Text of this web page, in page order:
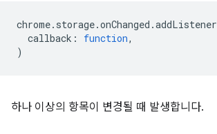
chrome. storage.onChanged .addListener
callback : function,
)
하나 이상의 항목이 변경될 때 발생합니다.